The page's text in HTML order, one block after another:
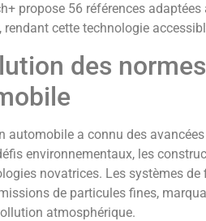
propose 56 références
rendant cette technologie
des
automobile a connu des
environnementaux, les
novatrices. Les systèmes
de particules fines,
atmosphérique.